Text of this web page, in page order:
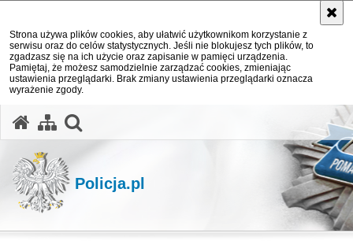
Strona używa plików cookies, aby ułatwić użytkownikom korzystanie z
serwisu oraz do celów statystycznych. Jeśli nie blokujesz tych plików, to
zgadzasz się na ich użycie oraz zapisanie w pamięci urządzenia.
Pamiętaj, że możesz samodzielnie zarządzać cookies, zmieniając
ustawienia przeglądarki. Brak zmiany ustawienia przeglądarki oznacza
wyrażenie zgody.
Policja.pl